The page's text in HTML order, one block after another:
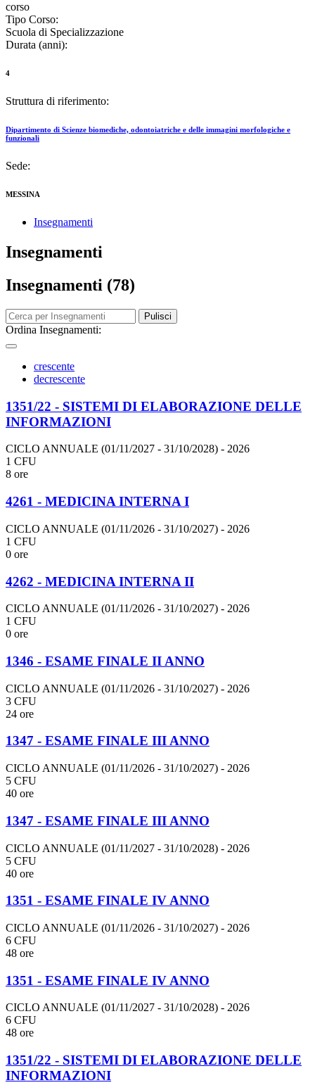
corso
Tipo Corso:
Scuola di Specializzazione
Durata (anni):
4
Struttura di riferimento:
Dipartimento di Scienze biomediche, odontoiatriche e delle immagini morfologiche e
funzionali
Sede:
MESSINA
Insegnamenti
Insegnamenti
Insegnamenti (78)
Pulisci
Ordina Insegnamenti:
crescente
decrescente
1351/22 - SISTEMI DI ELABORAZIONE DELLE
INFORMAZIONI
CICLO ANNUALE (01/11/2027 - 31/10/2028) - 2026
1 CFU
8 ore
4261 - MEDICINA INTERNA I
CICLO ANNUALE (01/11/2026 - 31/10/2027) - 2026
1 CFU
0 ore
4262 - MEDICINA INTERNA II
CICLO ANNUALE (01/11/2026 - 31/10/2027) - 2026
1 CFU
0 ore
1346 - ESAME FINALE II ANNO
CICLO ANNUALE (01/11/2026 - 31/10/2027) - 2026
3 CFU
24 ore
1347 - ESAME FINALE III ANNO
CICLO ANNUALE (01/11/2026 - 31/10/2027) - 2026
5 CFU
40 ore
1347 - ESAME FINALE III ANNO
CICLO ANNUALE (01/11/2027 - 31/10/2028) - 2026
5 CFU
40 ore
1351 - ESAME FINALE IV ANNO
CICLO ANNUALE (01/11/2026 - 31/10/2027) - 2026
6 CFU
48 ore
1351 - ESAME FINALE IV ANNO
CICLO ANNUALE (01/11/2027 - 31/10/2028) - 2026
6 CFU
48 ore
1351/22 - SISTEMI DI ELABORAZIONE DELLE
INFORMAZIONI